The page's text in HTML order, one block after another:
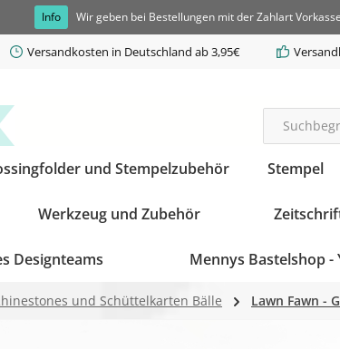
Info Wir geben bei Bestellungen mit der Zahlart Vorkasse
Versandkosten in Deutschland ab 3,95€
und Stempelzubehör Stempel
Werkzeug und Zubehör
Designteams Mennys Bastelshop -
und Schüttelkarten Bälle Lawn Fawn -